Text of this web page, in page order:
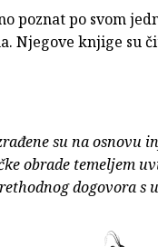
poznat po svom
Njegove knjige su
su na osnovu
obrade temeljem
dogovora s